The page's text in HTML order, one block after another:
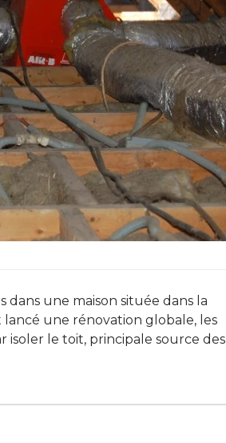
dans une maison située dans la
une rénovation globale, les
isoler le toit, principale source des